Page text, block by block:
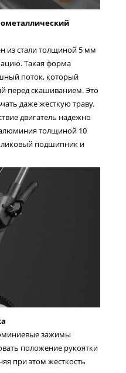
стали толщиной 5 мм
Такая форма
поток, который
перед скашиванием. Это
даже жесткую траву.
двигатель надежно
толщиной 10
подшипник и
зажимы
положение рукоятки
при этом жесткость